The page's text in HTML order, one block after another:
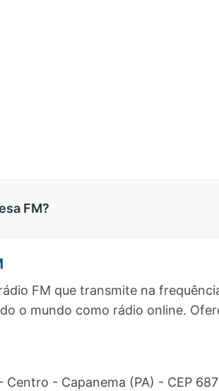
FM?
FM que transmite na
o mundo como rádio online.
Centro - Capanema (PA) - CEP